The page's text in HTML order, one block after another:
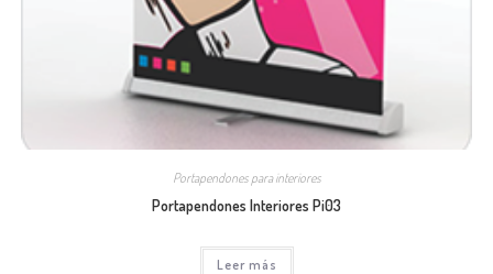
Portapendones para interiores
Portapendones Interiores Pi03
Leer más